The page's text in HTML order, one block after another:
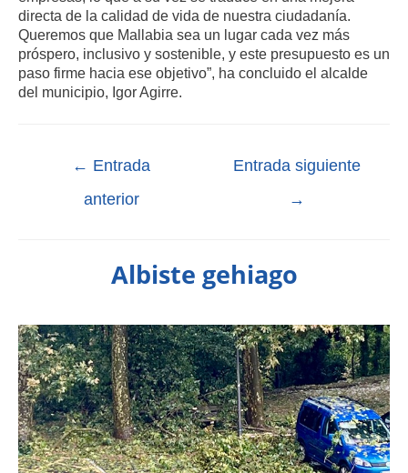
directa de la calidad de vida de nuestra ciudadanía.
Queremos que Mallabia sea un lugar cada vez más
próspero, inclusivo y sostenible, y este presupuesto es un
paso firme hacia ese objetivo”, ha concluido el alcalde
del municipio, Igor Agirre.
← Entrada
anterior
Entrada siguiente
→
Albiste gehiago